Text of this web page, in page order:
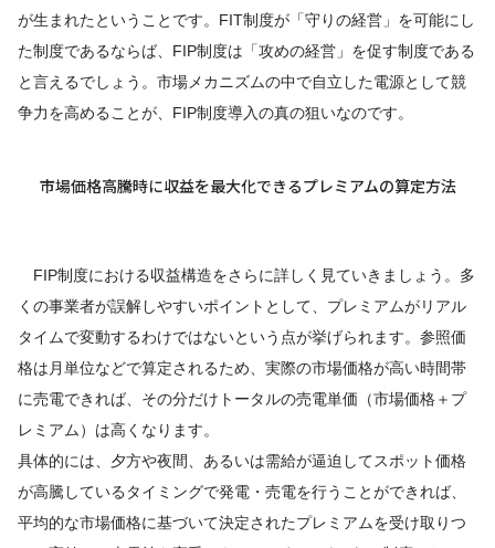
が生まれたということです。FIT制度が「守りの経営」を可能にし
た制度であるならば、FIP制度は「攻めの経営」を促す制度である
と言えるでしょう。市場メカニズムの中で自立した電源として競
争力を高めることが、FIP制度導入の真の狙いなのです。
市場価格高騰時に収益を最大化できるプレミアムの算定方法
FIP制度における収益構造をさらに詳しく見ていきましょう。多
くの事業者が誤解しやすいポイントとして、プレミアムがリアル
タイムで変動するわけではないという点が挙げられます。参照価
格は月単位などで算定されるため、実際の市場価格が高い時間帯
に売電できれば、その分だけトータルの売電単価（市場価格＋プ
レミアム）は高くなります。
具体的には、夕方や夜間、あるいは需給が逼迫してスポット価格
が高騰しているタイミングで発電・売電を行うことができれば、
平均的な市場価格に基づいて決定されたプレミアムを受け取りつ